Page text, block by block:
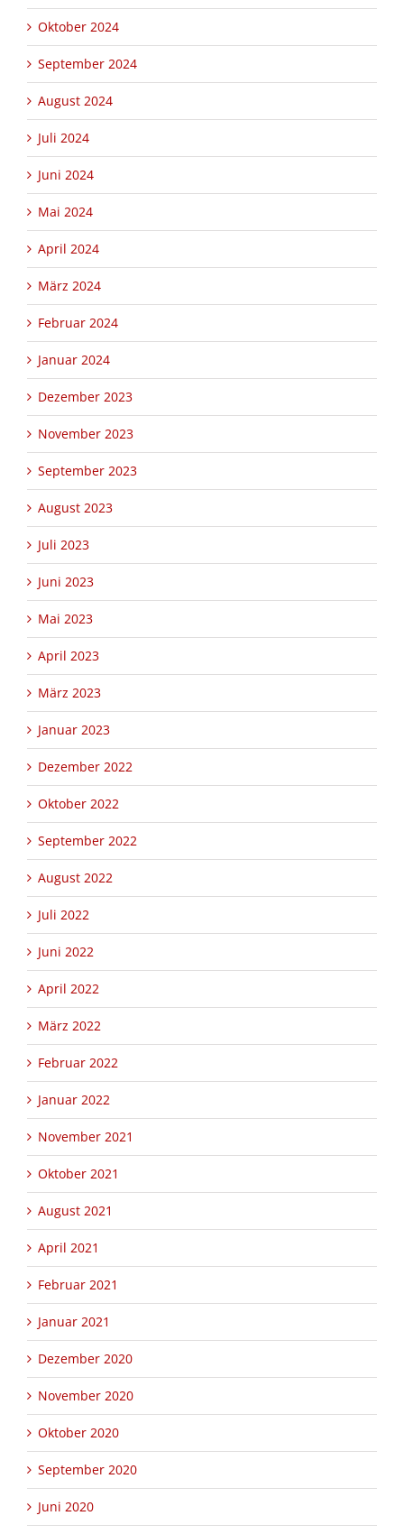
Oktober 2024
September 2024
August 2024
Juli 2024
Juni 2024
Mai 2024
April 2024
März 2024
Februar 2024
Januar 2024
Dezember 2023
November 2023
September 2023
August 2023
Juli 2023
Juni 2023
Mai 2023
April 2023
März 2023
Januar 2023
Dezember 2022
Oktober 2022
September 2022
August 2022
Juli 2022
Juni 2022
April 2022
März 2022
Februar 2022
Januar 2022
November 2021
Oktober 2021
August 2021
April 2021
Februar 2021
Januar 2021
Dezember 2020
November 2020
Oktober 2020
September 2020
Juni 2020